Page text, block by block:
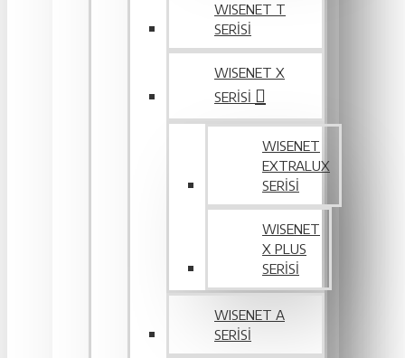
WISENET T
SERİSİ
WISENET X
SERİSİ
WISENET
EXTRALUX
SERISI
WISENET
X PLUS
SERISI
WISENET A
SERİSİ